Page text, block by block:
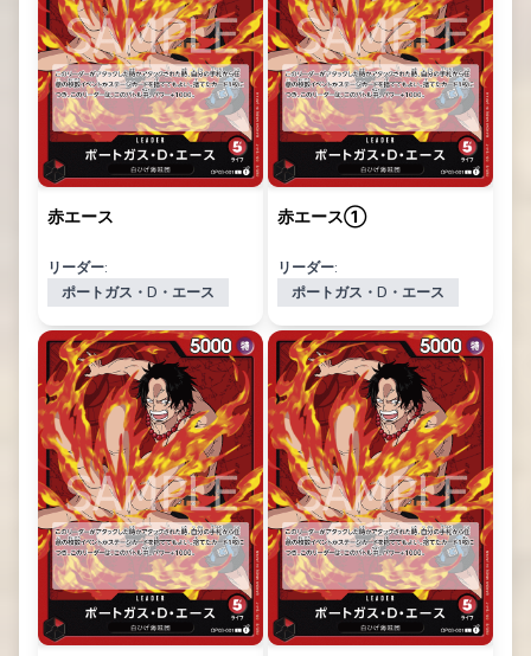
赤エース
リーダー:
ポートガス・D・エース
赤エース①
リーダー:
ポートガス・D・エース